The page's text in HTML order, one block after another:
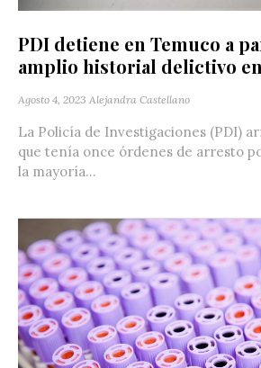
PDI detiene en Temuco a
amplio historial delictivo
Agosto 4, 2023 Alejandra Castellano
La Policía de Investigaciones (PDI)
que tenía once órdenes de arresto
la mayoría...